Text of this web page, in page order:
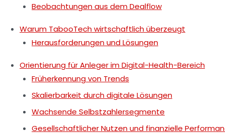
Beobachtungen aus dem Dealflow
Warum TabooTech wirtschaftlich überzeugt
Herausforderungen und Lösungen
Orientierung für Anleger im Digital-Health-Bereich
Früherkennung von Trends
Skalierbarkeit durch digitale Lösungen
Wachsende Selbstzahlersegmente
Gesellschaftlicher Nutzen und finanzielle